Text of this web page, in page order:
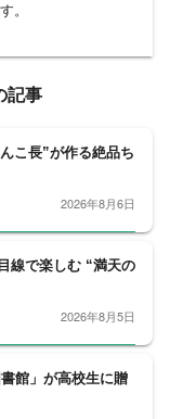
。
記事
こ長”が作る絶品ち
2026年8月6日
線で楽しむ “満天の
2026年8月5日
館」が高校生に贈